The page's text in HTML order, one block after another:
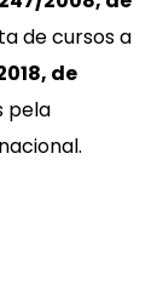
de cursos a
de
pela